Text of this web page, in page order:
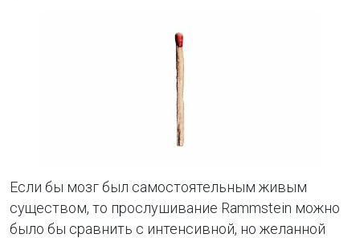
Если бы мозг был самостоятельным живым
существом, то прослушивание Rammstein можно
было бы сравнить с интенсивной, но желанной